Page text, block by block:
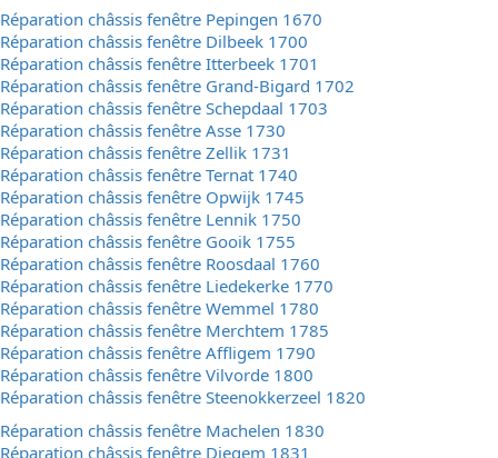
Réparation châssis fenêtre Pepingen 1670
Réparation châssis fenêtre Dilbeek 1700
Réparation châssis fenêtre Itterbeek 1701
Réparation châssis fenêtre Grand-Bigard 1702
Réparation châssis fenêtre Schepdaal 1703
Réparation châssis fenêtre Asse 1730
Réparation châssis fenêtre Zellik 1731
Réparation châssis fenêtre Ternat 1740
Réparation châssis fenêtre Opwijk 1745
Réparation châssis fenêtre Lennik 1750
Réparation châssis fenêtre Gooik 1755
Réparation châssis fenêtre Roosdaal 1760
Réparation châssis fenêtre Liedekerke 1770
Réparation châssis fenêtre Wemmel 1780
Réparation châssis fenêtre Merchtem 1785
Réparation châssis fenêtre Affligem 1790
Réparation châssis fenêtre Vilvorde 1800
Réparation châssis fenêtre Steenokkerzeel 1820
Réparation châssis fenêtre Machelen 1830
Réparation châssis fenêtre Diegem 1831